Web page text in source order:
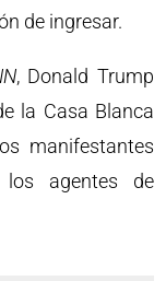
de ingresar.
, Donald Trump
la Casa Blanca
manifestantes
los agentes de